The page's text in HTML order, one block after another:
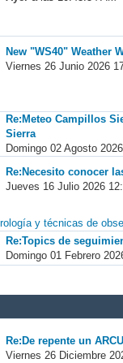
New "WS40" Weather
Viernes 26 Junio 2026
Re:Meteo Campillos
Sierra
Domingo 02 Agosto
Re:Necesito conocer
Jueves 16 Julio 2026
y técnicas de
Re:Topics de
Domingo 01 Febrero
Re:De repente un
Viernes 26 Diciembre